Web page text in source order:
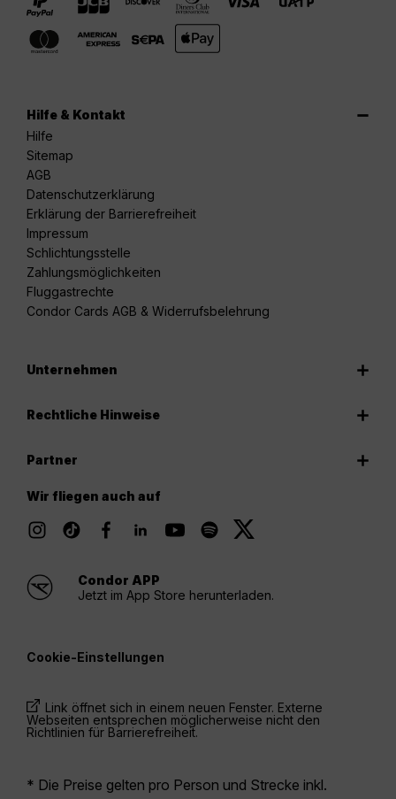
Hilfe & Kontakt
Hilfe
Sitemap
AGB
Datenschutzerklärung
Erklärung der Barrierefreiheit
Impressum
Schlichtungsstelle
Zahlungsmöglichkeiten
Fluggastrechte
Condor Cards AGB & Widerrufsbelehrung
Unternehmen
Rechtliche Hinweise
Partner
Wir fliegen auch auf
Condor APP
Jetzt im App Store herunterladen.
Cookie-Einstellungen
Link öffnet sich in einem neuen Fenster. Externe
Webseiten entsprechen möglicherweise nicht den
Richtlinien für Barrierefreiheit.
* Die Preise gelten pro Person und Strecke inkl.